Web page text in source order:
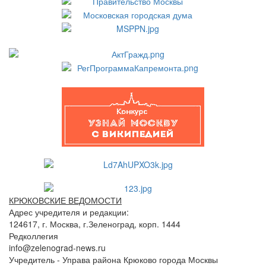
КРЮКОВСКИЕ ВЕДОМОСТИ
Адрес учредителя и редакции:
124617, г. Москва, г.Зеленоград, корп. 1444
Редколлегия
info@zelenograd-news.ru
Учредитель - Управа района Крюково города Москвы